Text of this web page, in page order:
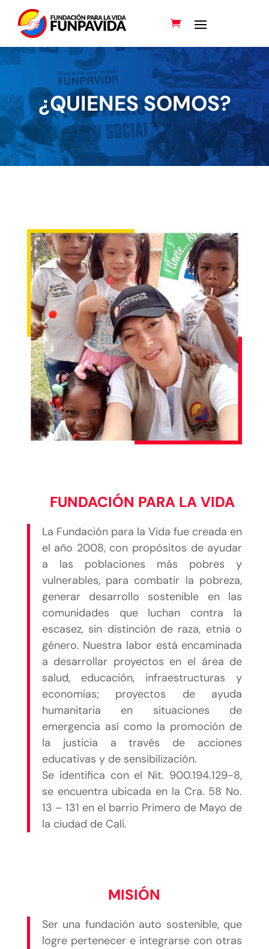
¿QUIENES SOMOS?
FUNDACIÓN PARA LA VIDA
La Fundación para la Vida fue creada en
el año 2008, con propósitos de ayudar
a las poblaciones más pobres y
vulnerables, para combatir la pobreza,
generar desarrollo sostenible en las
comunidades que luchan contra la
escasez, sin distinción de raza, etnia o
género. Nuestra labor está encaminada
a desarrollar proyectos en el área de
salud, educación, infraestructuras y
economías; proyectos de ayuda
humanitaria en situaciones de
emergencia así como la promoción de
la justicia a través de acciones
educativas y de sensibilización.
Se identifica con el Nit. 900.194.129-8,
se encuentra ubicada en la Cra. 58 No.
13 – 131 en el barrio Primero de Mayo de
la ciudad de Cali.
MISIÓN
Ser una fundación auto sostenible, que
logre pertenecer e integrarse con otras